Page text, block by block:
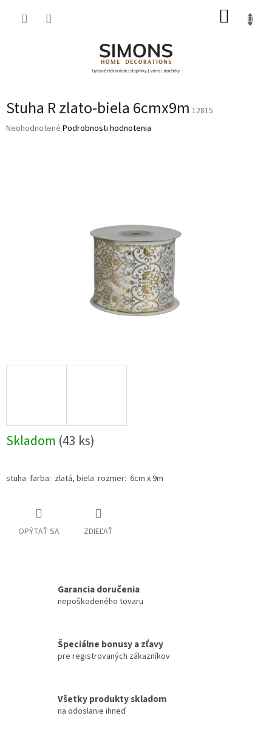
Stuha R zlato-biela 6cmx9m 12815
Priemerné
Neohodnotené Podrobnosti hodnotenia
Skladom (43 ks)
stuha farba: zlatá, biela rozmer: 6cm x 9m
OPÝTAŤ SA ZDIEĽAŤ
Garancia doručenia
nepoškodeného tovaru
Špeciálne bonusy a zľavy
pre registrovaných zákazníkov
Všetky produkty skladom
na odoslanie ihneď